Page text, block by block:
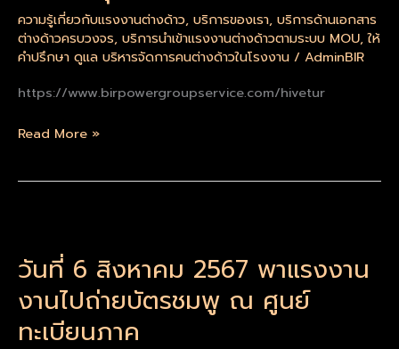
ความรู้เกี่ยวกับแรงงานต่างด้าว, บริการของเรา, บริการด้านเอกสาร
ต่างด้าวครบวงจร, บริการนำเข้าแรงงานต่างด้าวตามระบบ MOU,ให้
คำปรึกษา ดูแล บริหารจัดการคนต่างด้าวในโรงงาน / AdminBIR
https://www.birpowergroupservice.com/hivetur
เห็น
เงียบๆ
แต่
มี
ทุก
Read More »
วันที่ 6 สิงหาคม 2567 พาแรงงาน
งานไปถ่ายบัตรชมพู ณ ศูนย์
ทะเบียนภาค
6
สิงหาคม
2567
พา